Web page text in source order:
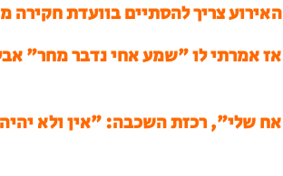
צריך להסתיים בוועדת
אז אמרתי לו "שמע אחי נדבר מחר"
שלי", רכזת השכבה: "אין ולא יהיה